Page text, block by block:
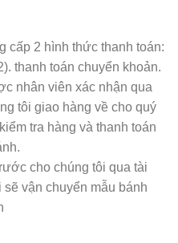
cấp 2 hình thức thanh toán:
thanh toán chuyển khoản.
nhân viên xác nhận qua
tôi giao hàng về cho quý
tra hàng và thanh toán
cho chúng tôi qua tài
vận chuyển mẫu bánh